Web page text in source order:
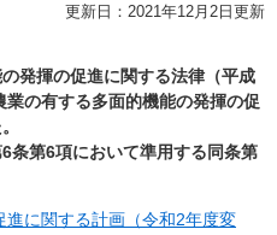
更新日：2021年12月2日更新
発揮の促進に関する法律（平成
の有する多面的機能の発揮の促
条第6項において準用する同条第
進に関する計画（令和2年度変